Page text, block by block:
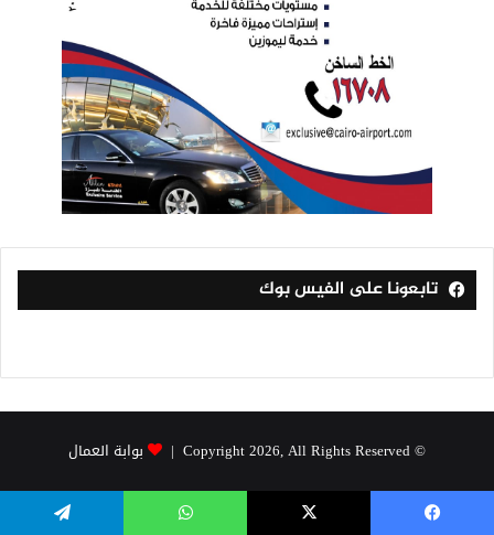
تابعونا على الفيس بوك
© Copyright 2026, All Rights Reserved | بوابة العمال